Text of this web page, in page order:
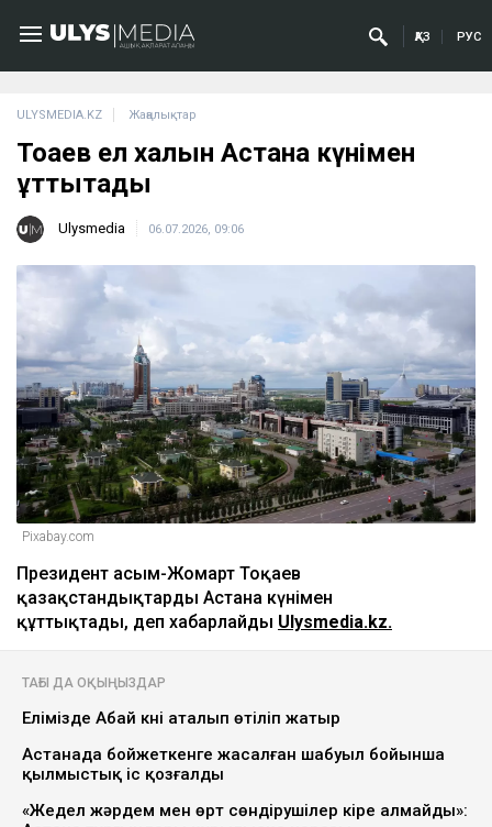
ҚАЗ РУС
ULYSMEDIA.KZ Жаңалықтар
Тоқаев ел халқын Астана күнімен
құттықтады
Ulysmedia 06.07.2026, 09:06
Pixabay.com
Президент Қасым-Жомарт Тоқаев
қазақстандықтарды Астана күнімен
құттықтады, деп хабарлайды Ulysmedia.kz.
ТАҒЫ ДА ОҚЫҢЫЗДАР
Елімізде Абай күні аталып өтіліп жатыр
Астанада бойжеткенге жасалған шабуыл бойынша
қылмыстық іс қозғалды
«Жедел жәрдем мен өрт сөндірушілер кіре алмайды»: